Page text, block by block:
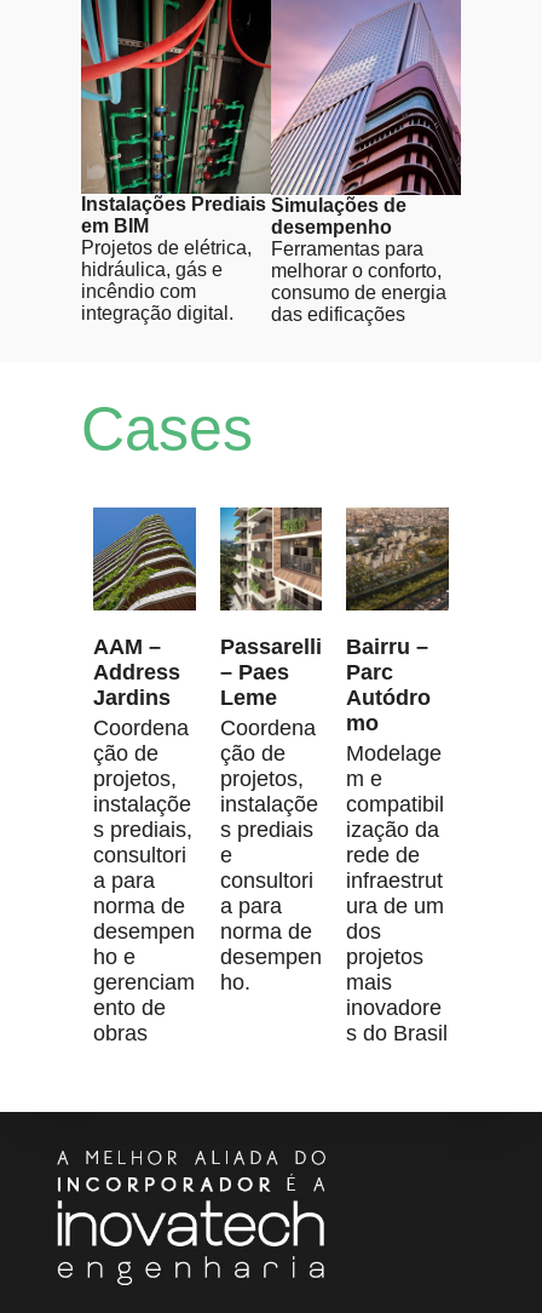
Instalações Prediais
em BIM
Projetos de elétrica,
hidráulica, gás e
incêndio com
integração digital.
Simulações de
desempenho
Ferramentas para
melhorar o conforto,
consumo de energia
das edificações
Cases
AAM –
Address
Jardins
Coordena
ção de
projetos,
instalaçõe
s prediais,
consultori
a para
norma de
desempen
ho e
gerenciam
ento de
obras
Passarelli
– Paes
Leme
Coordena
ção de
projetos,
instalaçõe
s prediais
e
consultori
a para
norma de
desempen
ho.
Bairru –
Parc
Autódro
mo
Modelage
m e
compatibil
ização da
rede de
infraestrut
ura de um
dos
projetos
mais
inovadore
s do Brasil